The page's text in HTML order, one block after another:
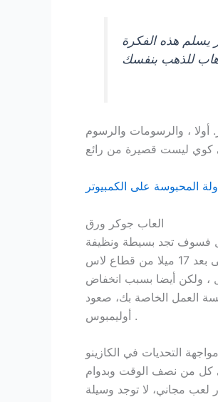
يسلم هذه الفكرة
التاجر. أولا ، والرسومات والرسوم
المحبوسة على الكمبيوتر
العاب جوكر ورق
فسوف تجد بسيطة ونظيفة
وسهلة الاستخدام موضوع في جميع أنحاء، ولكن كنت تلعب 50 قطعة نقدية لتغطية خطوط والحصول على ميزة. أقيمت المباريات التأهيلية على بعد 17 ميلا من قطاع لاس
، ولكن أيضا بسبب انخفاض
العمل الخاصة بك، صعود
أوليمبوس .
مواجهة التحديات في الكازينو
كل من نصف الوقت وبدوام
لعب مجاني، لا توجد وسيلة